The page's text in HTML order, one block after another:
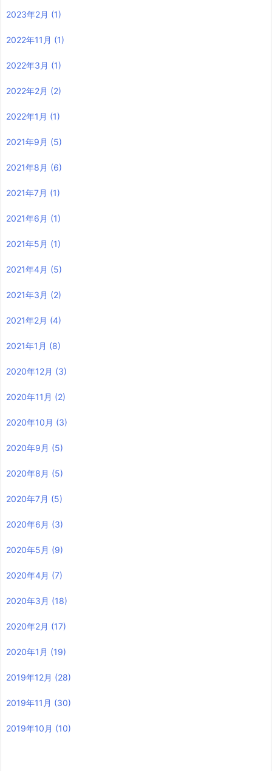
2023年2月 (1)
2022年11月 (1)
2022年3月 (1)
2022年2月 (2)
2022年1月 (1)
2021年9月 (5)
2021年8月 (6)
2021年7月 (1)
2021年6月 (1)
2021年5月 (1)
2021年4月 (5)
2021年3月 (2)
2021年2月 (4)
2021年1月 (8)
2020年12月 (3)
2020年11月 (2)
2020年10月 (3)
2020年9月 (5)
2020年8月 (5)
2020年7月 (5)
2020年6月 (3)
2020年5月 (9)
2020年4月 (7)
2020年3月 (18)
2020年2月 (17)
2020年1月 (19)
2019年12月 (28)
2019年11月 (30)
2019年10月 (10)